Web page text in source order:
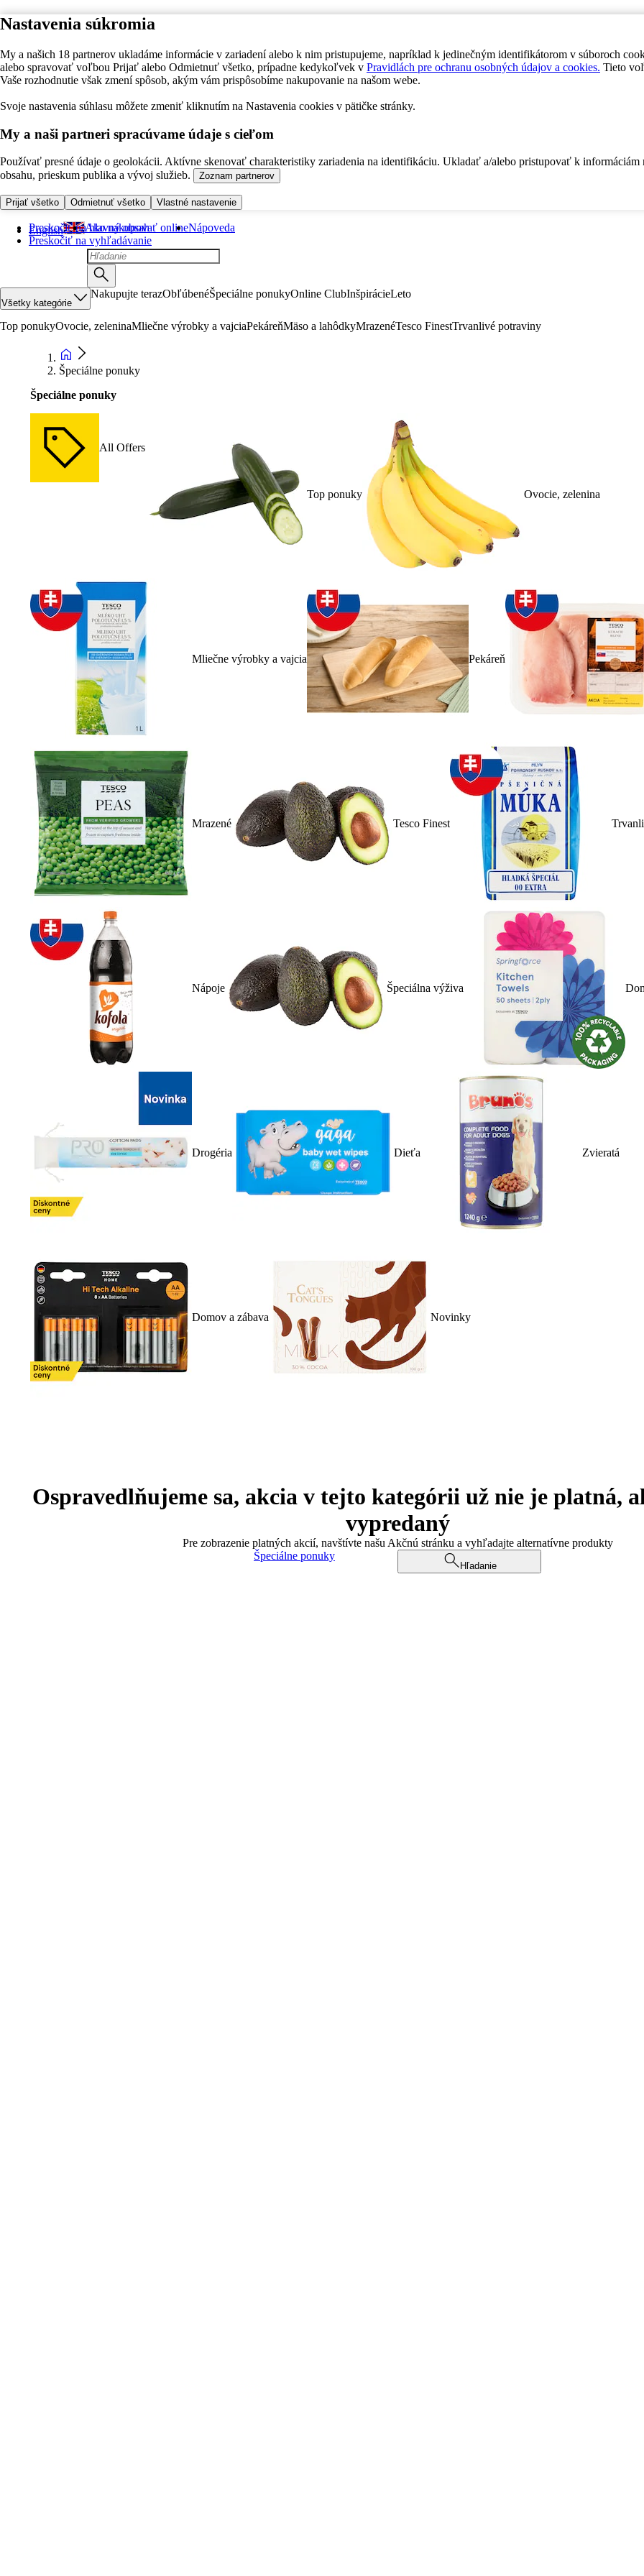
Nastavenia súkromia
My a našich 18 partnerov ukladáme informácie v zariadení alebo k nim pristupujeme, napríklad k jedinečným identifikátorom v súboroch
alebo spravovať voľbou Prijať alebo Odmietnuť všetko, prípadne kedykoľvek v Pravidlách pre ochranu osobných údajov a cookies. Tieto
Vaše rozhodnutie však zmení spôsob, akým vám prispôsobíme nakupovanie na našom webe.
Svoje nastavenia súhlasu môžete zmeniť kliknutím na Nastavenia cookies v pätičke stránky.
My a naši partneri spracúvame údaje s cieľom
Používať presné údaje o geolokácii. Aktívne skenovať charakteristiky zariadenia na identifikáciu. Ukladať a/alebo pristupovať k informáciám
obsahu, prieskum publika a vývoj služieb.
Zoznam partnerov
Prijať všetko Odmietnuť všetko Vlastné nastavenie
Preskočiť na hlavný obsah
Preskočiť na vyhľadávanie
English Ako nakupovať onlineNápoveda
Všetky kategórie
Nakupujte terazObľúbenéŠpeciálne ponukyOnline ClubInšpirácieLeto
Top ponukyOvocie, zeleninaMliečne výrobky a vajciaPekáreňMäso a lahôdkyMrazenéTesco FinestTrvanlivé potraviny
Špeciálne ponuky
Špeciálne ponuky
All Offers
Top ponuky Ovocie, zelenina
Mliečne výrobky a vajcia Pekáreň
Mrazené Tesco Finest
Nápoje Špeciálna výživa
Drogéria Dieťa Zvieratá
Domov a zábava Novinky
Ospravedlňujeme sa, akcia v tejto kategórii už nie je platná,
vypredaný
Pre zobrazenie platných akcií, navštívte našu Akčnú stránku a vyhľadajte alternatívne produkty
Špeciálne ponuky
Hľadanie